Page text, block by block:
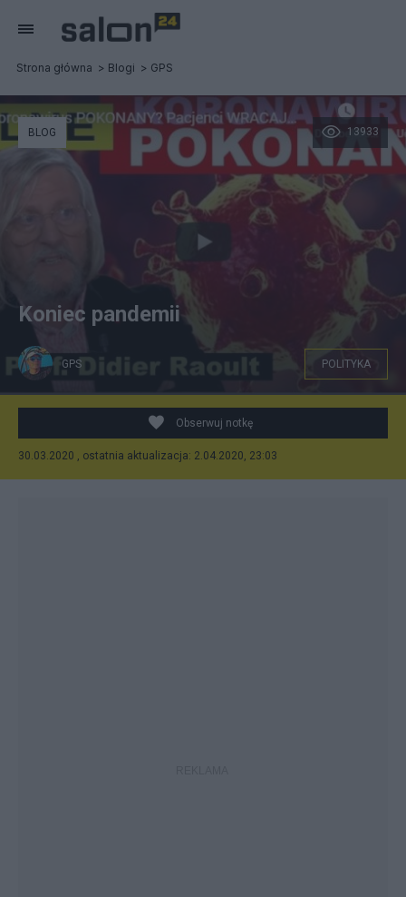
Strona główna Blogi GPS
13933
BLOG
Koniec pandemii
GPS POLITYKA
Obserwuj notkę
30.03.2020 , ostatnia aktualizacja: 2.04.2020, 23:03